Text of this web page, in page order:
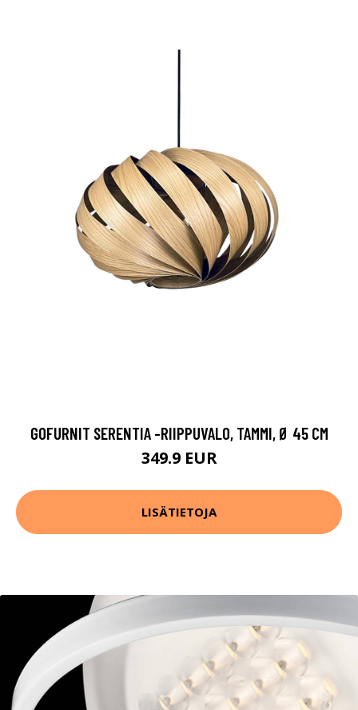
GOFURNIT SERENTIA -RIIPPUVALO, TAMMI, Ø 45 CM
349.9 EUR
LISÄTIETOJA